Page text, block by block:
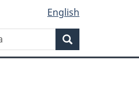
English